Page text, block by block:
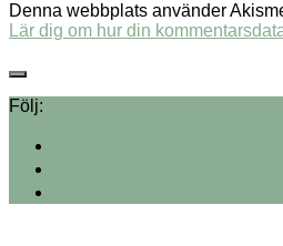
Denna webbplats använder
Lär dig om hur din
Följ: